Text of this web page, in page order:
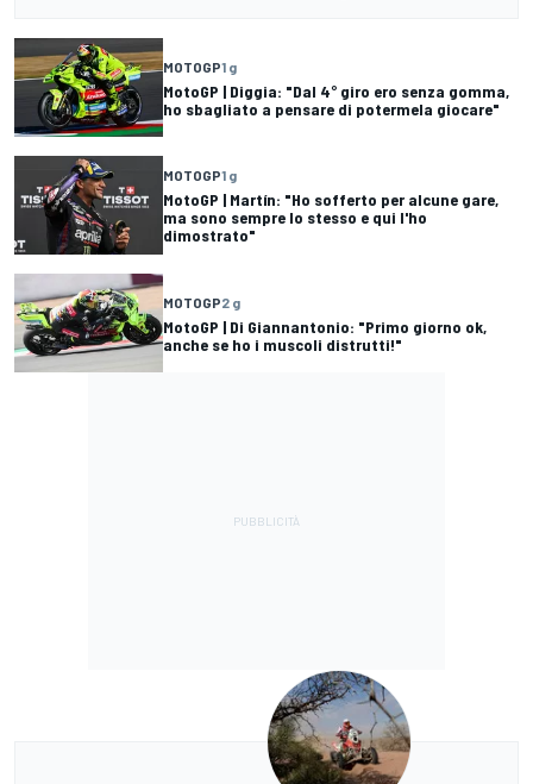
MOTOGP1 g
MotoGP | Diggia: "Dal 4° giro ero senza gomma,
ho sbagliato a pensare di potermela giocare"
MOTOGP1 g
MotoGP | Martín: "Ho sofferto per alcune gare,
ma sono sempre lo stesso e qui l'ho
dimostrato"
MOTOGP2 g
MotoGP | Di Giannantonio: "Primo giorno ok,
anche se ho i muscoli distrutti!"